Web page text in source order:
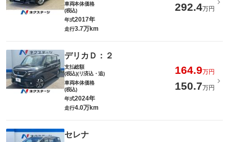
車両本体価格
(税込)
292.4万円
年式2017年
走行3.7万km
デリカＤ：２
支払総額
(税込)(リ済込・追)
164.9万円
車両本体価格
(税込)
150.7万円
年式2024年
走行4.0万km
セレナ